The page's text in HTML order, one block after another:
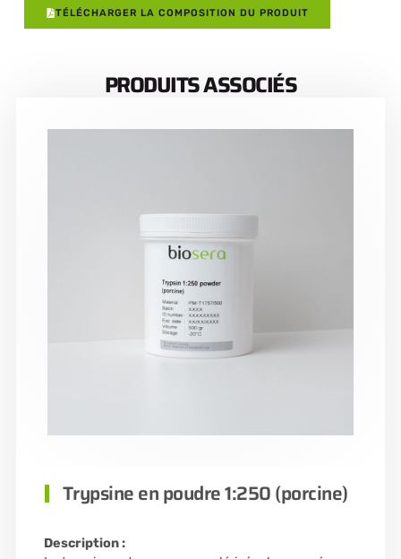
TÉLÉCHARGER LA COMPOSITION DU PRODUIT
PRODUITS ASSOCIÉS
Trypsine en poudre 1:250 (porcine)
Description :